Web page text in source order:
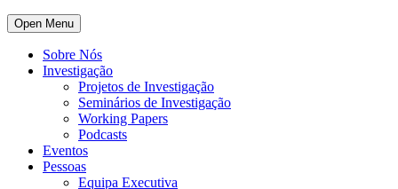
Open Menu
Sobre Nós
Investigação
Projetos de Investigação
Seminários de Investigação
Working Papers
Podcasts
Eventos
Pessoas
Equipa Executiva